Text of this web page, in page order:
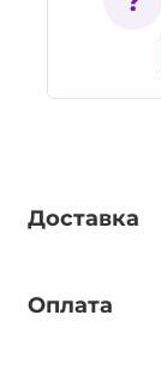
Доставка
Оплата